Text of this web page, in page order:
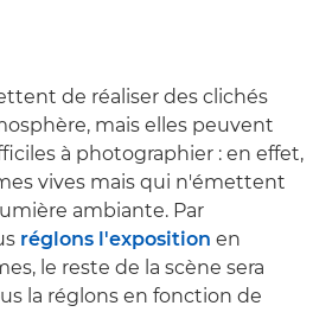
de réaliser des clichés
mais elles peuvent
à photographier : en effet,
vives mais qui n'émettent
ambiante. Par
réglons l'exposition en
le reste de la scène sera
la réglons en fonction de